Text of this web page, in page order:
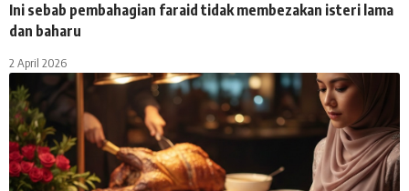
Ini sebab pembahagian faraid tidak membezakan isteri lama
dan baharu
2 April 2026